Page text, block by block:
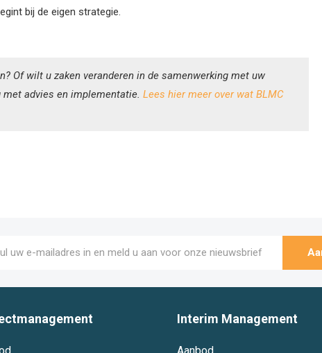
bij de eigen strategie.
Of wilt u zaken veranderen in de samenwerking met uw
advies en implementatie. Lees hier meer over wat BLMC
Interim Management